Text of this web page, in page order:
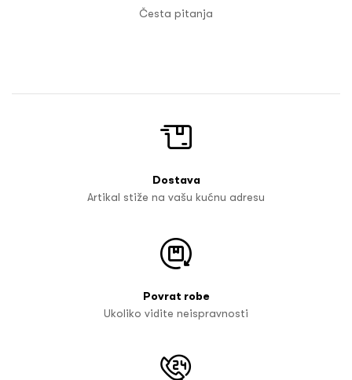
Česta pitanja
Dostava
Artikal stiže na vašu kućnu adresu
Povrat robe
Ukoliko vidite neispravnosti